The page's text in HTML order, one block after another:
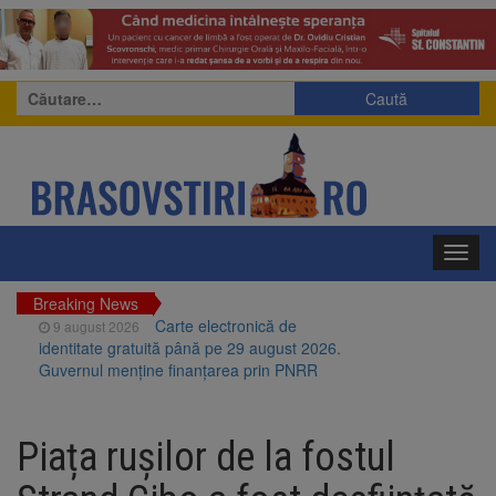
Caută
după:
Breaking News
9 august 2026
Carte electronică de
identitate gratuită până pe 29 august 2026.
Guvernul menține finanțarea prin PNRR
Brașovului vor fi restaurate. Contractul de
finanțare a fost semnat
Piața rușilor de la fostul